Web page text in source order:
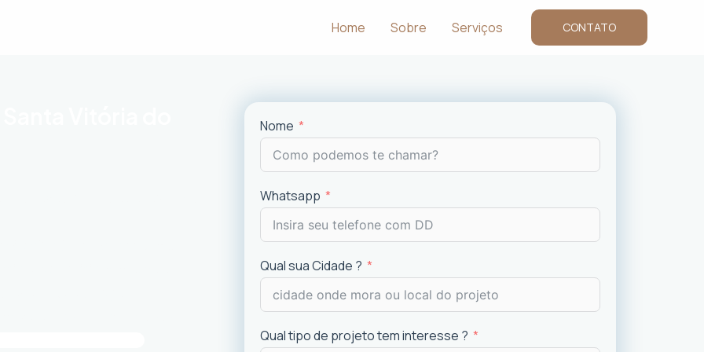
Home Sobre Serviços CONTATO
Nome
Whatsapp
Qual sua Cidade ?
Qual tipo de projeto tem interesse ?